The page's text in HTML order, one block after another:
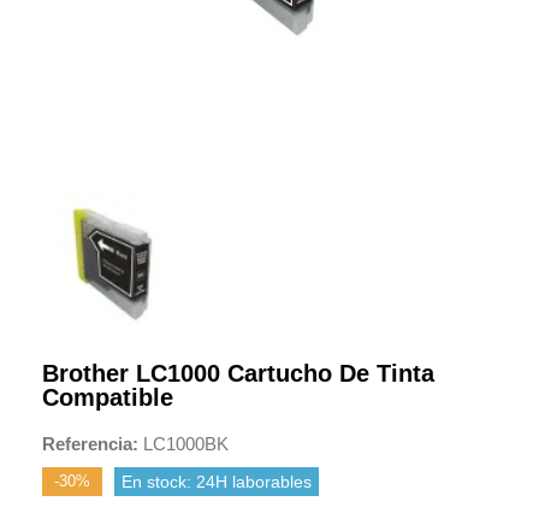
Brother LC1000 Cartucho De Tinta
Compatible
Referencia LC1000BK
-30% En stock: 24H laborables